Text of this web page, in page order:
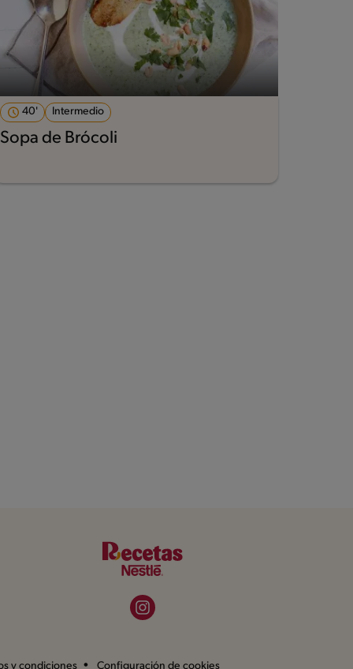
40' Intermedio
Sopa de Brócoli
y condiciones Configuración de cookies